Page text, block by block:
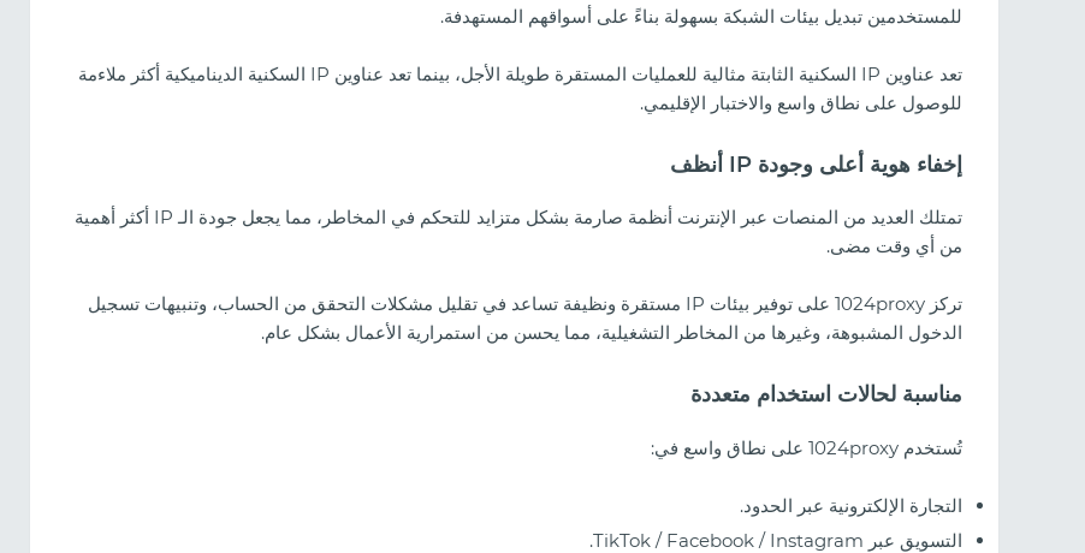
للمستخدمين تبديل بيئات الشبكة بسهولة بناءً على أسواقهم المستهدفة.
تعد عناوين IP السكنية الثابتة مثالية للعمليات المستقرة طويلة الأجل، بينما تعد عناوين IP السكنية الديناميكية أكثر ملاءمة
للوصول على نطاق واسع والاختبار الإقليمي.
إخفاء هوية أعلى وجودة IP أنظف
تمتلك العديد من المنصات عبر الإنترنت أنظمة صارمة بشكل متزايد للتحكم في المخاطر، مما يجعل جودة الـ IP أكثر أهمية
من أي وقت مضى.
تركز 1024proxy على توفير بيئات IP مستقرة ونظيفة تساعد في تقليل مشكلات التحقق من الحساب، وتنبيهات تسجيل
الدخول المشبوهة، وغيرها من المخاطر التشغيلية، مما يحسن من استمرارية الأعمال بشكل عام.
مناسبة لحالات استخدام متعددة
تُستخدم 1024proxy على نطاق واسع في:
التجارة الإلكترونية عبر الحدود.
التسويق عبر TikTok / Facebook / Instagram.